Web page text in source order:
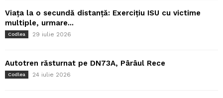
Viața la o secundă distanță: Exercițiu ISU cu victime
multiple, urmare...
Codlea 29 iulie 2026
Autotren răsturnat pe DN73A, Pârâul Rece
Codlea 24 iulie 2026